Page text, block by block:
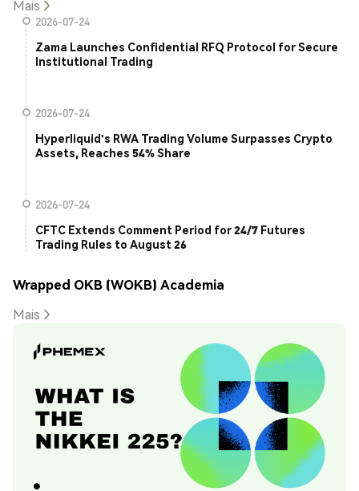
Mais
2026-07-24
Zama Launches Confidential RFQ Protocol for Secure
Institutional Trading
2026-07-24
Hyperliquid's RWA Trading Volume Surpasses Crypto
Assets, Reaches 54% Share
2026-07-24
CFTC Extends Comment Period for 24/7 Futures
Trading Rules to August 26
Wrapped OKB (WOKB) Academia
Mais